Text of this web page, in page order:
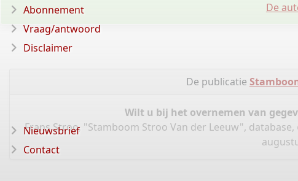
De
De publicatie
Wilt u bij het overnemen van
Frans Stroo, "Stamboom Stroo Van der Leeuw", database,
Abonnement
Vraag/antwoord
Disclaimer
Nieuwsbrief
Contact